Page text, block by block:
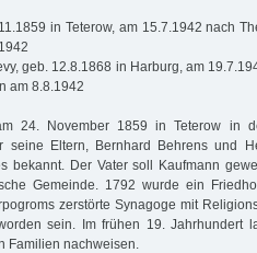
in Teterow, am 15.7.1942 nach
geb. 12.8.1868 in Harburg, am
am 8.8.1942
24. November 1859 in Teterow in
seine Eltern, Bernhard Behrens und
bekannt. Der Vater soll Kaufmann
Gemeinde. 1792 wurde ein
zerstörte Synagoge mit
sein. Im frühen 19. Jahrhundert
Familien nachweisen.